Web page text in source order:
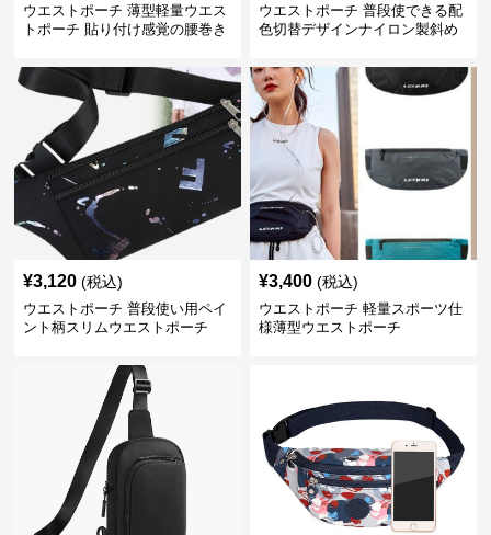
ウエストポーチ 薄型軽量ウエス
トポーチ 貼り付け感覚の腰巻き
ウエストポーチ 普段使できる配
色切替デザインナイロン製斜め
¥3,120 (税込)
ウエストポーチ 普段使い用ペイ
ント柄スリムウエストポーチ
¥3,400 (税込)
ウエストポーチ 軽量スポーツ仕
様薄型ウエストポーチ